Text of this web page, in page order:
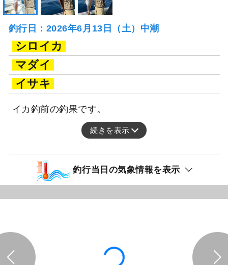
釣行日：2026年6月13日（土）中潮
シロイカ
マダイ
イサキ
イカ釣前の釣果です。
続きを表示
釣行当日の気象情報を表示